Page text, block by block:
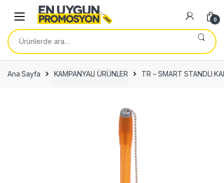
navigation
content
0
Ara:
Ana Sayfa KAMPANYALI ÜRÜNLER TR – SMART STANDLI